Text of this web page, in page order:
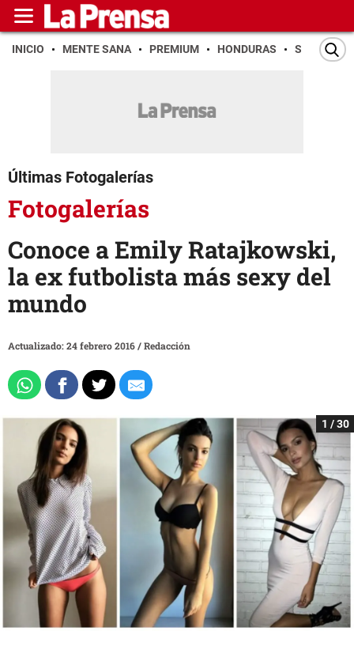
INICIO MENTE SANA PREMIUM HONDURAS SAN PEDRO
Últimas Fotogalerías
Fotogalerías
Conoce a Emily Ratajkowski,
la ex futbolista más sexy del
mundo
Actualizado: 24 febrero 2016/Redacción
1 / 30